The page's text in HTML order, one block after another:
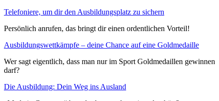
Telefoniere, um dir den Ausbildungsplatz zu sichern
Persönlich anrufen, das bringt dir einen ordentlichen Vorteil!
Ausbildungswettkämpfe – deine Chance auf eine Goldmedaille
Wer sagt eigentlich, dass man nur im Sport Goldmedaillen gewinnen
darf?
Die Ausbildung: Dein Weg ins Ausland